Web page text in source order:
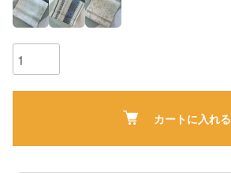
カートに入れる